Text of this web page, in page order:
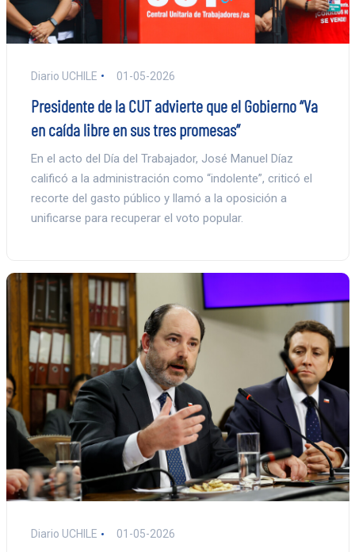
Diario UCHILE 01-05-2026
Presidente de la CUT advierte que el Gobierno “Va
en caída libre en sus tres promesas”
En el acto del Día del Trabajador, José Manuel Díaz
calificó a la administración como “indolente”, criticó el
recorte del gasto público y llamó a la oposición a
unificarse para recuperar el voto popular.
Diario UCHILE 01-05-2026